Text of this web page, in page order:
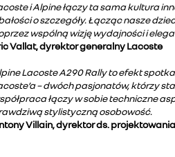
i Alpine łączy ta sama kultura
o szczegóły. Łącząc nasze
wspólną wizję wydajności i
Vallat, dyrektor generalny Lacoste
Lacoste A290 Rally to efekt
– dwóch pasjonatów, którzy
łączy w sobie techniczne
stylistyczną osobowość.
Villain, dyrektor ds.